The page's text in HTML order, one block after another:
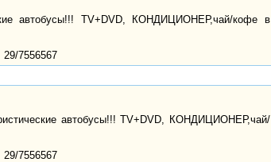
автобусы!!! TV+DVD, КОНДИЦИОНЕР,чай/кофе в
7556567
автобусы!!! TV+DVD, КОНДИЦИОНЕР,чай/
7556567